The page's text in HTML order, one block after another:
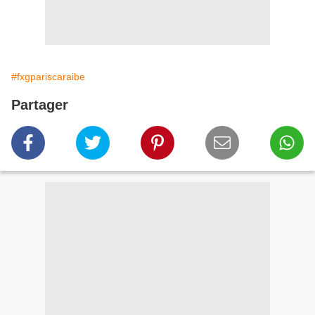
#fxgpariscaraibe
Partager